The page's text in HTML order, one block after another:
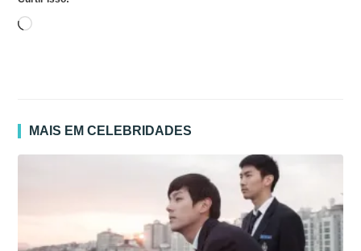
Carregando...
MAIS EM CELEBRIDADES